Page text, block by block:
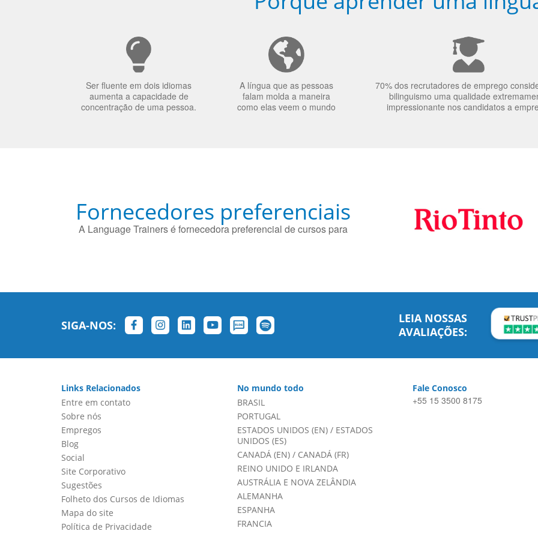
Ser fluente em dois idiomas
aumenta a capacidade de
concentração de uma pessoa.
A língua que as pessoas
falam molda a maneira
como elas veem o mundo
70% dos recrutadores de emprego
bilinguismo uma qualidade
impressionante nos candidatos a
Fornecedores preferenciais
A Language Trainers é fornecedora preferencial de cursos para
SIGA-NOS:
LEIA NOSSAS
AVALIAÇÕES:
Links Relacionados
Entre em contato
Sobre nós
Empregos
Blog
Social
Site Corporativo
Sugestões
Folheto dos Cursos de Idiomas
Mapa do site
Política de Privacidade
No mundo todo
BRASIL
PORTUGAL
ESTADOS UNIDOS (EN)/ ESTADOS
UNIDOS (ES)
CANADÁ (EN)/ CANADÁ (FR)
REINO UNIDO E IRLANDA
AUSTRÁLIA E NOVA ZELÂNDIA
ALEMANHA
ESPANHA
FRANCIA
Fale Conosco
+55 15 3500 8175